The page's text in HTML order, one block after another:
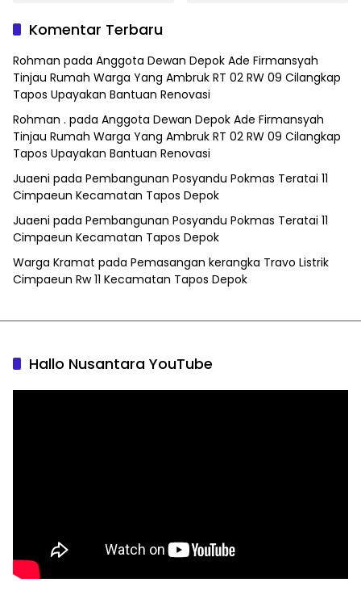
Komentar Terbaru
Rohman pada Anggota Dewan Depok Ade Firmansyah
Tinjau Rumah Warga Yang Ambruk RT 02 RW 09 Cilangkap
Tapos Upayakan Bantuan Renovasi
Rohman . pada Anggota Dewan Depok Ade Firmansyah
Tinjau Rumah Warga Yang Ambruk RT 02 RW 09 Cilangkap
Tapos Upayakan Bantuan Renovasi
Juaeni pada Pembangunan Posyandu Pokmas Teratai 11
Cimpaeun Kecamatan Tapos Depok
Juaeni pada Pembangunan Posyandu Pokmas Teratai 11
Cimpaeun Kecamatan Tapos Depok
Warga Kramat pada Pemasangan kerangka Travo Listrik
Cimpaeun Rw 11 Kecamatan Tapos Depok
Hallo Nusantara YouTube